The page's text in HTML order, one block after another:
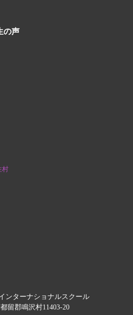
の声
村
ンターナショナルスクール
留郡鳴沢村11403-20